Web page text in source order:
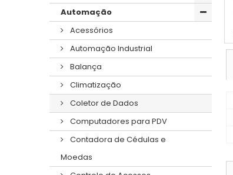
Automação
Acessórios
Automação Industrial
Balança
Climatização
Coletor de Dados
Computadores para PDV
Contadora de Cédulas e
Moedas